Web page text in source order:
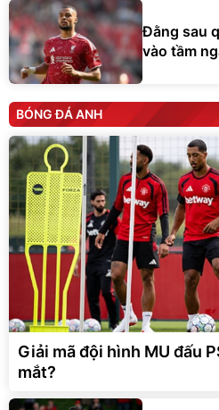
Đằng sau
vào tầm
BÓNG ĐÁ ANH
Giải mã đội hình MU đấu
mắt?